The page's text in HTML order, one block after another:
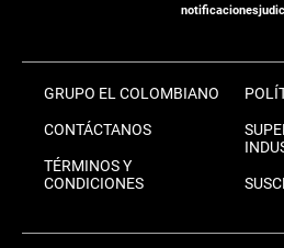
GRUPO EL COLOMBIANO
CONTÁCTANOS
TÉRMINOS Y
CONDICIONES